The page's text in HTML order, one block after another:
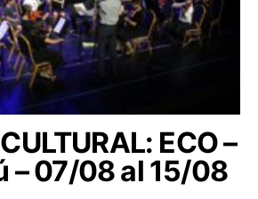
ECO –
– 07/08 al 15/08